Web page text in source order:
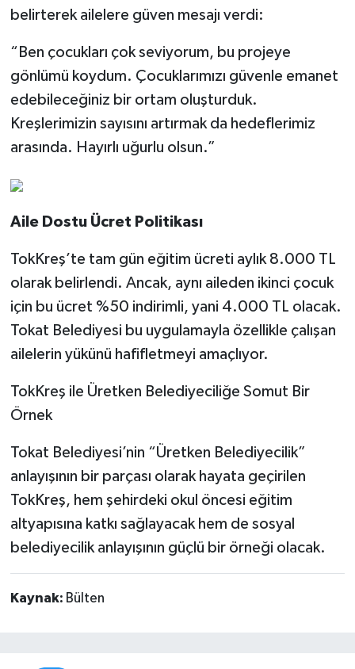
belirterek ailelere güven mesajı verdi:
“Ben çocukları çok seviyorum, bu projeye
gönlümü koydum. Çocuklarımızı güvenle emanet
edebileceğiniz bir ortam oluşturduk.
Kreşlerimizin sayısını artırmak da hedeflerimiz
arasında. Hayırlı uğurlu olsun.”
Aile Dostu Ücret Politikası
TokKreş’te tam gün eğitim ücreti aylık 8.000 TL
olarak belirlendi. Ancak, aynı aileden ikinci çocuk
için bu ücret %50 indirimli, yani 4.000 TL olacak.
Tokat Belediyesi bu uygulamayla özellikle çalışan
ailelerin yükünü hafifletmeyi amaçlıyor.
TokKreş ile Üretken Belediyeciliğe Somut Bir
Örnek
Tokat Belediyesi’nin “Üretken Belediyecilik”
anlayışının bir parçası olarak hayata geçirilen
TokKreş, hem şehirdeki okul öncesi eğitim
altyapısına katkı sağlayacak hem de sosyal
belediyecilik anlayışının güçlü bir örneği olacak.
Kaynak: Bülten